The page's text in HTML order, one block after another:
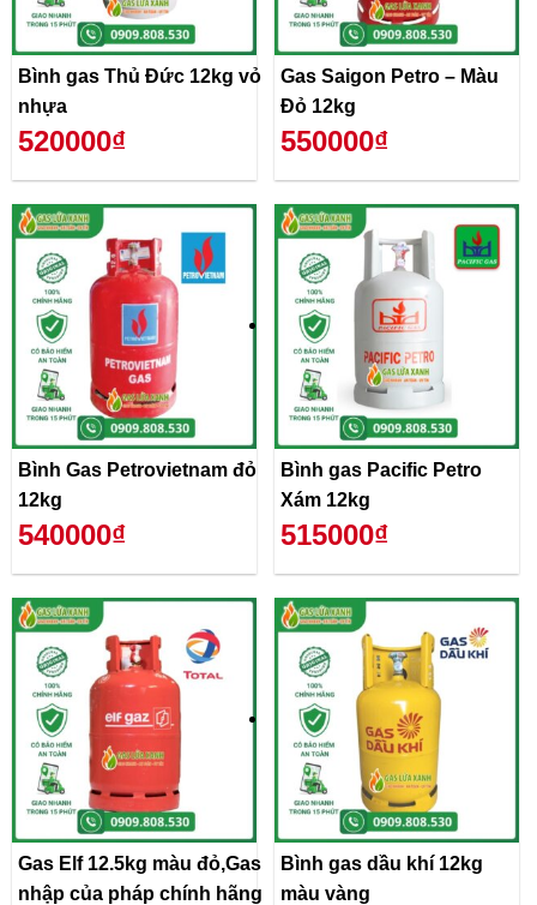
Bình gas Thủ Đức 12kg vỏ
nhựa
520000₫
Gas Saigon Petro – Màu
Đỏ 12kg
550000₫
Bình Gas Petrovietnam đỏ
12kg
540000₫
Bình gas Pacific Petro
Xám 12kg
515000₫
Gas Elf 12.5kg màu đỏ,Gas
nhập của pháp chính hãng
Bình gas dầu khí 12kg
màu vàng